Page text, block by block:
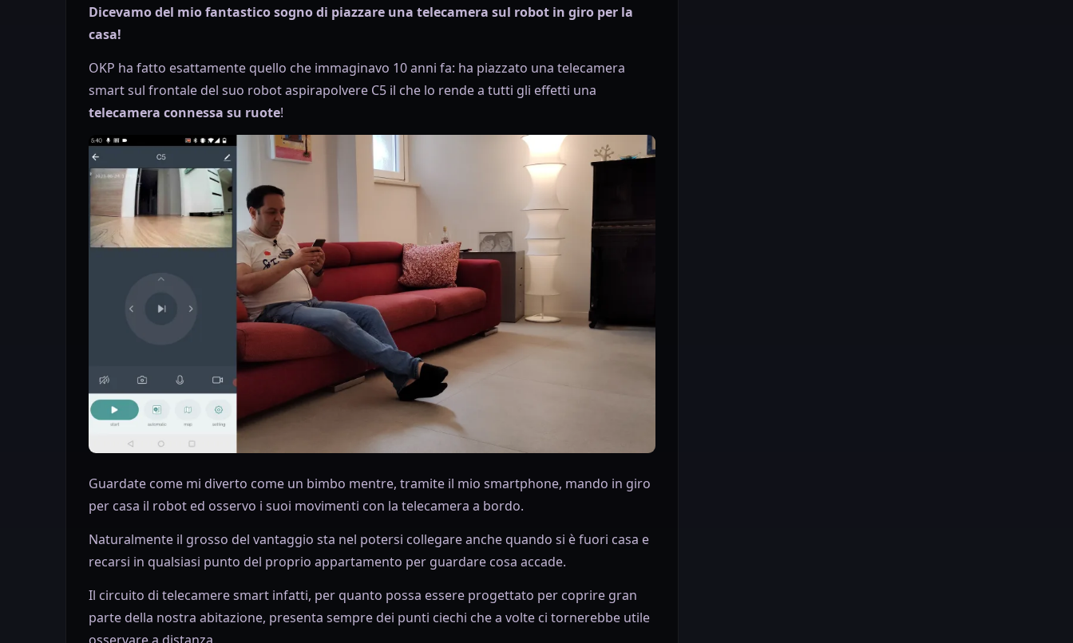
Dicevamo del mio fantastico sogno di piazzare una telecamera sul robot in giro per la
casa!
OKP ha fatto esattamente quello che immaginavo 10 anni fa: ha piazzato una telecamera
smart sul frontale del suo robot aspirapolvere C5 il che lo rende a tutti gli effetti una
telecamera connessa su ruote!
Guardate come mi diverto come un bimbo mentre, tramite il mio smartphone, mando in giro
per casa il robot ed osservo i suoi movimenti con la telecamera a bordo.
Naturalmente il grosso del vantaggio sta nel potersi collegare anche quando si è fuori casa e
recarsi in qualsiasi punto del proprio appartamento per guardare cosa accade.
Il circuito di telecamere smart infatti, per quanto possa essere progettato per coprire gran
parte della nostra abitazione, presenta sempre dei punti ciechi che a volte ci tornerebbe utile